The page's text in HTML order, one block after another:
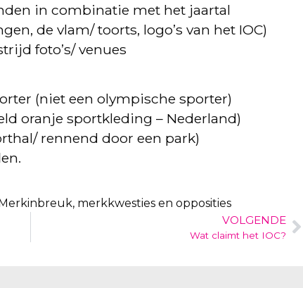
in combinatie met het jaartal
de vlam/ toorts, logo’s van het IOC)
foto’s/ venues
(niet een olympische sporter)
oranje sportkleding – Nederland)
rennend door een park)
merkkwesties en opposities
VOLGENDE
Wat claimt het IOC?